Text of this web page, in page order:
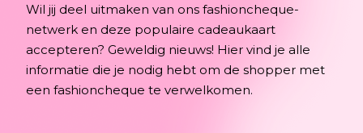
Wil jij deel uitmaken van ons fashioncheque-
netwerk en deze populaire cadeaukaart
accepteren? Geweldig nieuws! Hier vind je alle
informatie die je nodig hebt om de shopper met
een fashioncheque te verwelkomen.